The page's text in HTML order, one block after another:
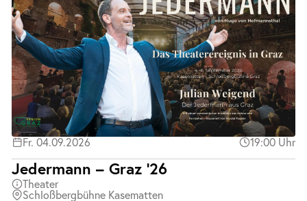
Fr. 04.09.2026 19:00 Uhr
Jedermann – Graz ’26
Theater
Schloßbergbühne Kasematten